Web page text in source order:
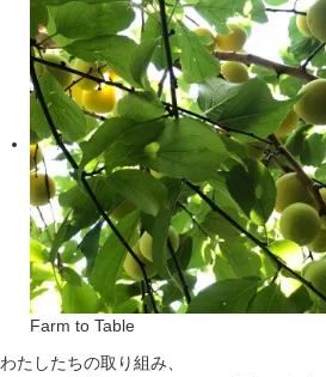
Farm to Table
わたしたちの取り組み、